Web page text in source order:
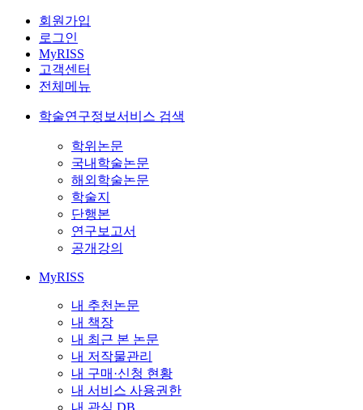
회원가입
로그인
MyRISS
고객센터
전체메뉴
학술연구정보서비스 검색
학위논문
국내학술논문
해외학술논문
학술지
단행본
연구보고서
공개강의
MyRISS
내 추천논문
내 책장
내 최근 본 논문
내 저작물관리
내 구매·신청 현황
내 서비스 사용권한
내 관심 DB